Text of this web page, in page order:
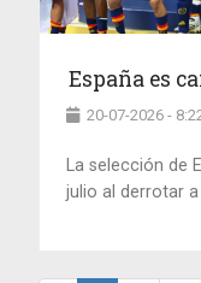
España es
20-07-2026 -
La selección de
julio al derrotar a